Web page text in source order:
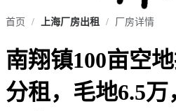
首页 / 上海厂房出租 / 厂房详情
南翔镇100亩空
分租，毛地6.5